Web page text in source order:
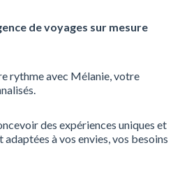
de voyages sur mesure
rythme avec Mélanie, votre
des expériences uniques et
à vos envies, vos besoins